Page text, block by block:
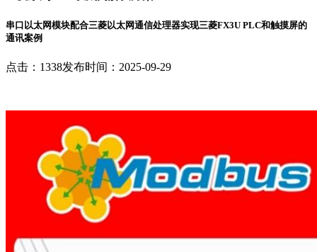
串口以太网模块配合三菱以太网通信处理器实现三菱FX3U PLC和触摸屏的
通讯案例
点击：1338发布时间：2025-09-29